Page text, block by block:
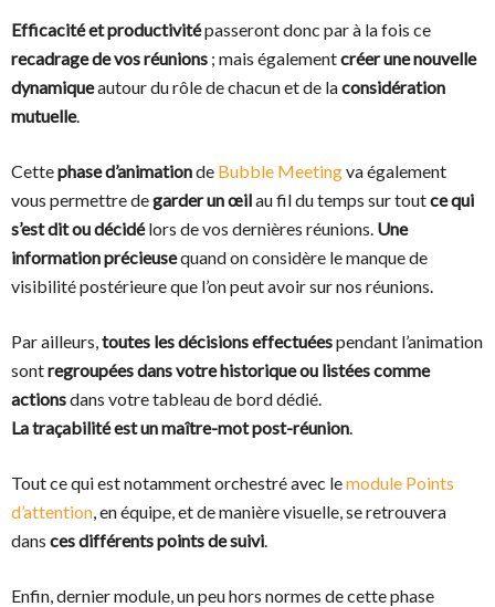
Efficacité et productivitépasseront donc par à la fois ce
recadrage de vos réunions ; mais égalementcréer une nouvelle
dynamiqueautour du rôle de chacun et de laconsidération
mutuelle.
Cettephase d’animationde Bubble Meetingva également
vous permettre degarder un œilau fil du temps sur toutce qui
s’est dit ou décidélors de vos dernières réunions. Une
information précieusequand on considère le manque de
visibilité postérieure que l’on peut avoir sur nos réunions.
Par ailleurs, toutes les décisions effectuéespendant l’animation
sontregroupées dans votre historique ou listées comme
actionsdans votre tableau de bord dédié.
La traçabilité est un maître-mot post-réunion
Tout ce qui est notamment orchestré avec lemodule Points
d’attention , en équipe, et de manière visuelle, se retrouvera
dans ces différents points de suivi
Enfin, dernier module, un peu hors normes de cette phase